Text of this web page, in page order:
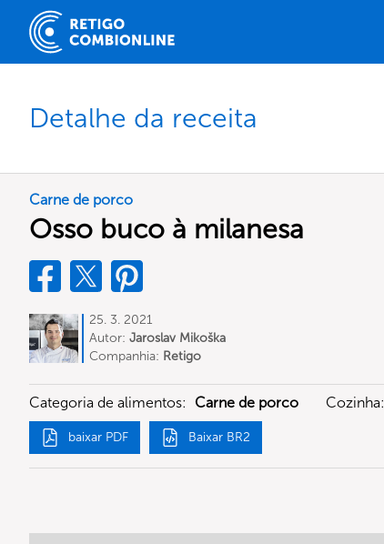
Detalhe da receita
Carne de porco
Osso buco à milanesa
25. 3. 2021
Autor: Jaroslav Mikoška
Companhia: Retigo
Categoria de alimentos: Carne de porco Cozinha:
baixar PDF Baixar BR2